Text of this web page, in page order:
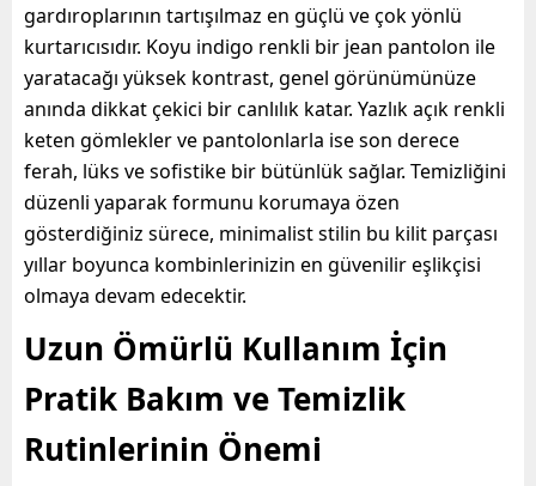
gardıroplarının tartışılmaz en güçlü ve çok yönlü
kurtarıcısıdır. Koyu indigo renkli bir jean pantolon ile
yaratacağı yüksek kontrast, genel görünümünüze
anında dikkat çekici bir canlılık katar. Yazlık açık renkli
keten gömlekler ve pantolonlarla ise son derece
ferah, lüks ve sofistike bir bütünlük sağlar. Temizliğini
düzenli yaparak formunu korumaya özen
gösterdiğiniz sürece, minimalist stilin bu kilit parçası
yıllar boyunca kombinlerinizin en güvenilir eşlikçisi
olmaya devam edecektir.
Uzun Ömürlü Kullanım İçin
Pratik Bakım ve Temizlik
Rutinlerinin Önemi